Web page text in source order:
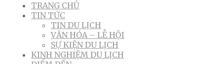
TRANG CHỦ
TIN TỨC
TIN DU LỊCH
VĂN HÓA – LỄ HỘI
SỰ KIỆN DU LỊCH
KINH NGHIỆM DU LỊCH